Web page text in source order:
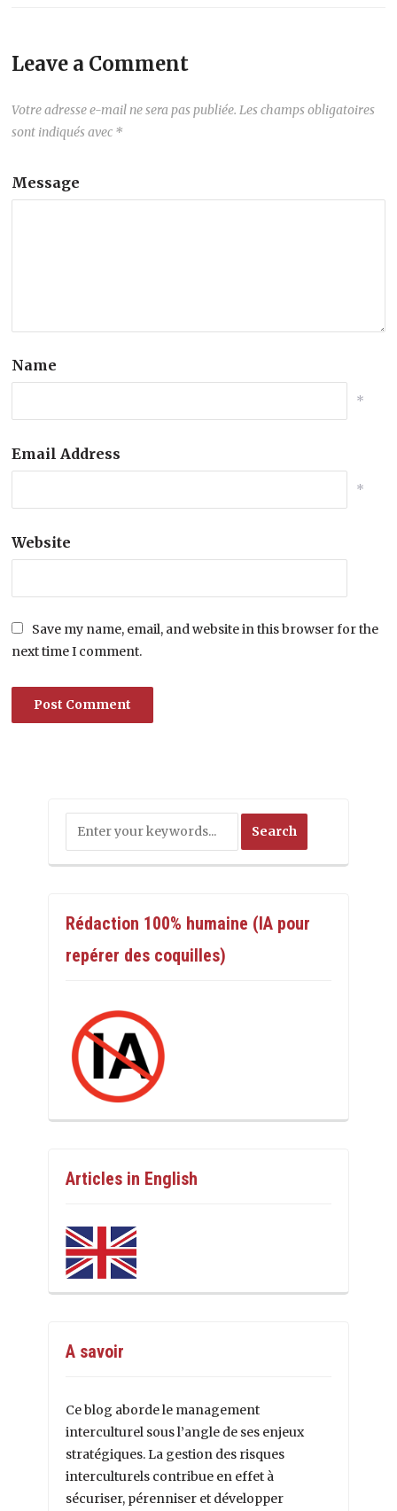
Leave a Comment
Votre adresse e-mail ne sera pas publiée. Les champs obligatoires
sont indiqués avec *
Message
Name
*
Email Address
*
Website
Save my name, email, and website in this browser for the
next time I comment.
Rédaction 100% humaine (IA pour
repérer des coquilles)
Articles in English
A savoir
Ce blog aborde le management
interculturel sous l’angle de ses enjeux
stratégiques. La gestion des risques
interculturels contribue en effet à
sécuriser, pérenniser et développer